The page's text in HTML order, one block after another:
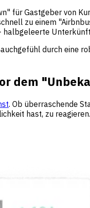
für Gastgeber von
zu einem
durch eine
dem
. Ob überraschende
hast, zu reagieren.